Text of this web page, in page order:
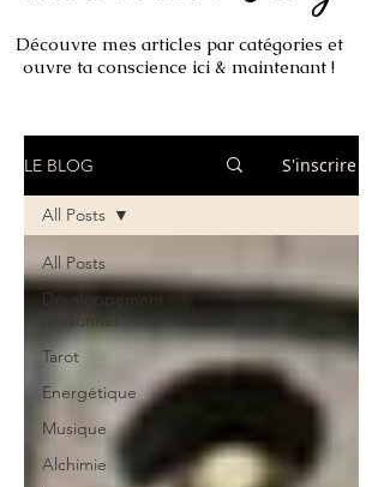
Découvre mes articles par catégories et
ouvre ta conscience ici & maintenant !
LE BLOG S'inscrire
All Posts
Développement
personnel
Tarot
Energétique
Musique
Alchimie
All Posts